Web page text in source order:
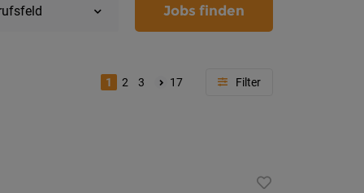
Jobs finden
1 2 3 17